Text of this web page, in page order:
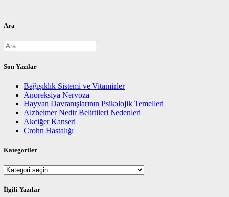
Ara
Arama:
Son Yazılar
Bağışıklık Sistemi ve Vitaminler
Anoreksiya Nervoza
Hayvan Davranışlarının Psikolojik Temelleri
Alzheimer Nedir Belirtileri Nedenleri
Akciğer Kanseri
Crohn Hastalığı
Kategoriler
Kategoriler
İlgili Yazılar